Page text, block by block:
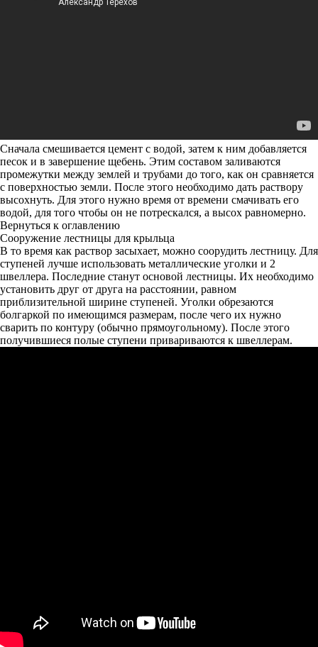
Сначала смешивается цемент с водой, затем к ним добавляется
песок и в завершение щебень. Этим составом заливаются
промежутки между землей и трубами до того, как он сравняется
с поверхностью земли. После этого необходимо дать раствору
высохнуть. Для этого нужно время от времени смачивать его
водой, для того чтобы он не потрескался, а высох равномерно.
Вернуться к оглавлению
Сооружение лестницы для крыльца
В то время как раствор засыхает, можно соорудить лестницу. Для
ступеней лучше использовать металлические уголки и 2
швеллера. Последние станут основой лестницы. Их необходимо
установить друг от друга на расстоянии, равном
приблизительной ширине ступеней. Уголки обрезаются
болгаркой по имеющимся размерам, после чего их нужно
сварить по контуру (обычно прямоугольному). После этого
получившиеся полые ступени привариваются к швеллерам.